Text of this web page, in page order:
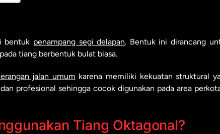
bentuk penampang segi delapan. Bentuk ini dirancang
tiang berbentuk bulat biasa.
jalan umum karena memiliki kekuatan struktural
profesional sehingga cocok digunakan pada area
Tiang Oktagonal?